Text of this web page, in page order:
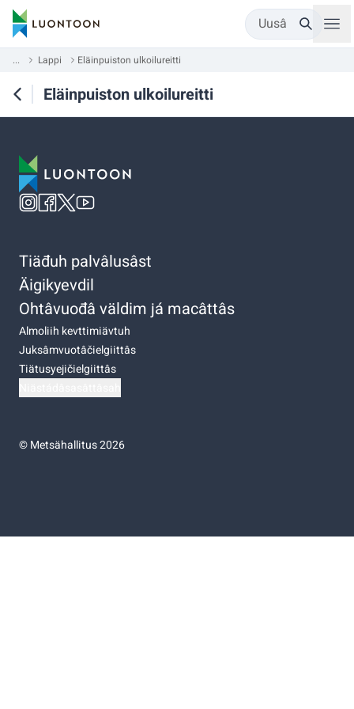
Uusâ
... Lappi Eläinpuiston ulkoilureitti
Eläinpuiston ulkoilureitti
Tiäđuh palvâlusâst
Äigikyevdil
Ohtâvuođâ väldim já macâttâs
Almoliih kevttimiävtuh
Juksâmvuotâčielgiittâs
Tiätusyejičielgiittâs
©Metsähallitus 2026